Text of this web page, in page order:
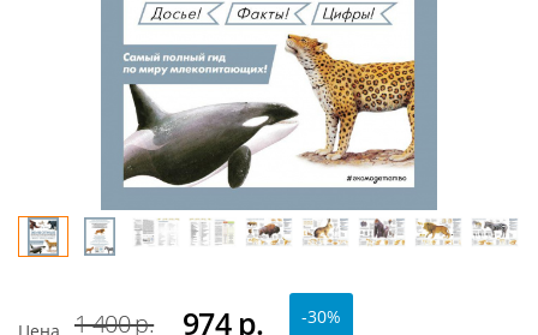
1 400 р. 974 р. -30%